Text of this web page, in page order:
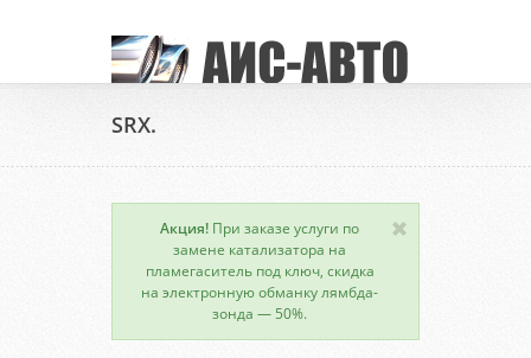
SRX.
Акция! При заказе услуги по
замене катализатора на
пламегаситель под ключ, скидка
на электронную обманку лямбда-
зонда — 50%.